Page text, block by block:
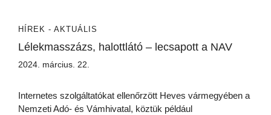
HÍREK - AKTUÁLIS
Lélekmasszázs, halottlátó – lecsapott a NAV
2024. március. 22.
Internetes szolgáltatókat ellenőrzött Heves vármegyében a
Nemzeti Adó- és Vámhivatal, köztük például